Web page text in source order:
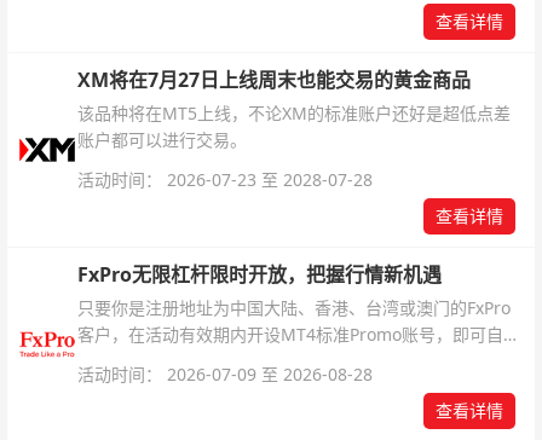
查看详情
XM将在7月27日上线周末也能交易的黄金商品
该品种将在MT5上线，不论XM的标准账户还好是超低点差
账户都可以进行交易。
活动时间： 2026-07-23 至 2028-07-28
查看详情
FxPro无限杠杆限时开放，把握行情新机遇
只要你是注册地址为中国大陆、香港、台湾或澳门的FxPro
客户，在活动有效期内开设MT4标准Promo账号，即可自动
活动时间： 2026-07-09 至 2026-08-28
查看详情